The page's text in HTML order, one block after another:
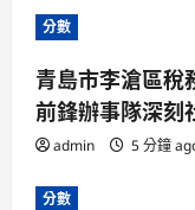
分數
青島市李滄區稅
前鋒辦事隊深刻
admin 5 分鐘
分數